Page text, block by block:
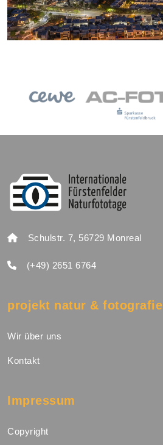
Schulstr. 7, 56729 Monreal
(+49) 2651 6764
projekt natur & fotografie
Wir über uns
Kontakt
Impressum
Copyright